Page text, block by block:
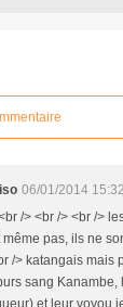
06/01/2014 15:32
/> <br /> <br />
pas, ils ne
/> katangais mais
sang Kanambe,
et leur voyou